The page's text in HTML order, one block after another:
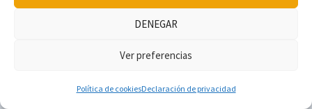
DENEGAR
Ver preferencias
Política de cookiesDeclaración de privacidad
Otra parada gastronómica fue en
fue lugar de reunión de los intelectuales de principio
eran asiduos del lugar. Allí podrás disfrutar de unas